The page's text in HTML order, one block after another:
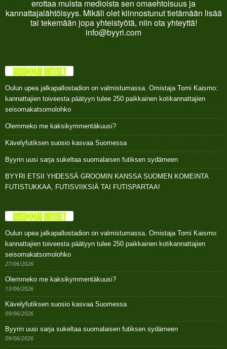
erottaa muista medioista sen omaehtoisuus ja
kannattajalähtöisyys. Mikäli olet kiinnostunut tietämään lisää
tai tekemään jopa yhteistyötä, niin ota yhteyttä!
info@byyri.com
UUSIMMAT UUTISET
Oulun upea jalkapallostadion on valmistumassa. Omistaja Tomi Kaismo:
kannattajien toiveesta päätyyn tulee 250 paikkainen kotikannattajien
seisomakatsomolohko
Olemmeko me kaksikymmentäkuusi?
Kävelyfutiksen suosio kasvaa Suomessa
Byyrin uusi sarja sukeltaa suomalaisen futiksen sydämeen
BYYRI ETSII YHDESSÄ GROOMIN KANSSA SUOMEN KOMEINTA
FUTISTUKKAA, FUTISVIIKSIÄ TAI FUTISPARTAA!
UUSIMMAT UUTISET
Oulun upea jalkapallostadion on valmistumassa. Omistaja Tomi Kaismo:
kannattajien toiveesta päätyyn tulee 250 paikkainen kotikannattajien
seisomakatsomolohko
27/06/2026
Olemmeko me kaksikymmentäkuusi?
13/06/2026
Kävelyfutiksen suosio kasvaa Suomessa
09/06/2026
Byyrin uusi sarja sukeltaa suomalaisen futiksen sydämeen
09/06/2026